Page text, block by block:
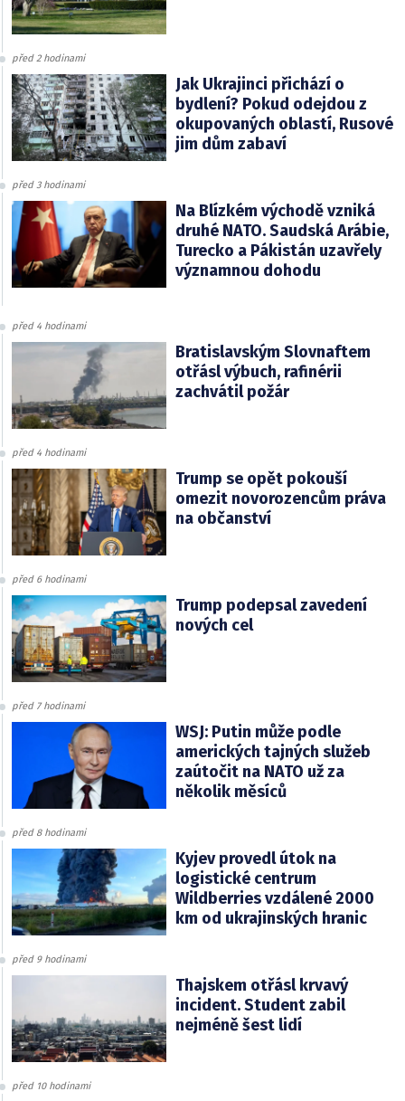
před 2 hodinami
Jak Ukrajinci přichází o
bydlení? Pokud odejdou z
okupovaných oblastí, Rusové
jim dům zabaví
před 3 hodinami
Na Blízkém východě vzniká
druhé NATO. Saudská Arábie,
Turecko a Pákistán uzavřely
významnou dohodu
před 4 hodinami
Bratislavským Slovnaftem
otřásl výbuch, rafinérii
zachvátil požár
před 4 hodinami
Trump se opět pokouší
omezit novorozencům práva
na občanství
před 6 hodinami
Trump podepsal zavedení
nových cel
před 7 hodinami
WSJ: Putin může podle
amerických tajných služeb
zaútočit na NATO už za
několik měsíců
před 8 hodinami
Kyjev provedl útok na
logistické centrum
Wildberries vzdálené 2000
km od ukrajinských hranic
před 9 hodinami
Thajskem otřásl krvavý
incident. Student zabil
nejméně šest lidí
před 10 hodinami